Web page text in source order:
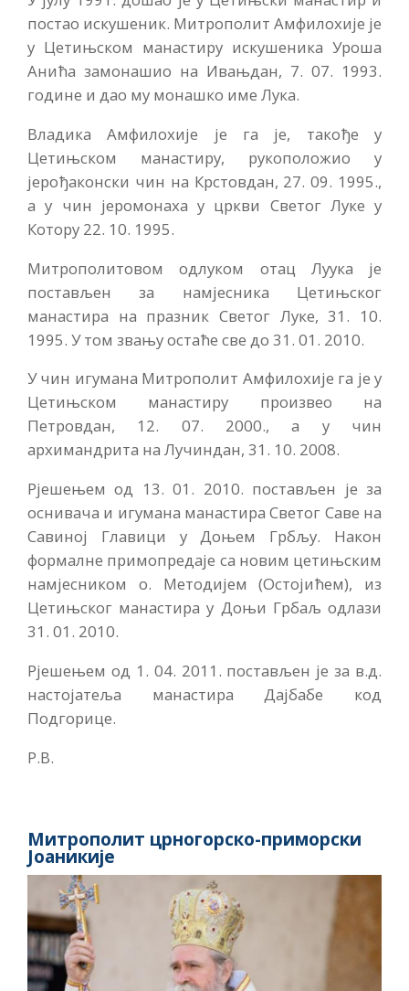
постао искушеник. Митрополит Амфилохије је
у Цетињском манастиру искушеника Уроша
Анића замонашио на Ивањдан, 7. 07. 1993.
године и дао му монашко име Лука.
Владика Амфилохије је га је, такође у
Цетињском манастиру, рукоположио у
јерођаконски чин на Крстовдан, 27. 09. 1995.,
а у чин јеромонаха у цркви Светог Луке у
Котору 22. 10. 1995.
Митрополитовом одлуком отац Луука је
постављен за намјесника Цетињског
манастира на празник Светог Луке, 31. 10.
1995. У том звању остаће све до 31. 01. 2010.
У чин игумана Митрополит Амфилохије га је у
Цетињском манастиру произвео на
Петровдан, 12. 07. 2000., а у чин
архимандрита на Лучиндан, 31. 10. 2008.
Рјешењем од 13. 01. 2010. постављен је за
оснивача и игумана манастира Светог Саве на
Савиној Главици у Доњем Грбљу. Након
формалне примопредаје са новим цетињским
намјесником о. Методијем (Остојићем), из
Цетињског манастира у Доњи Грбаљ одлази
31. 01. 2010.
Рјешењем од 1. 04. 2011. постављен је за в.д.
настојатеља манастира Дајбабе код
Подгорице.
Р.В.
Митрополит црногорско-приморски
Јоаникије